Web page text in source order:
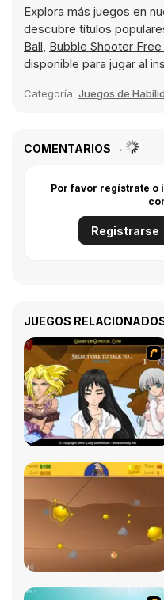
Explora más juegos en
descubre títulos
Ball, Bubble Shooter Free
disponible para jugar al
Categoría: Juegos de
COMENTARIOS
Por favor regístrate o
Registrarse
JUEGOS